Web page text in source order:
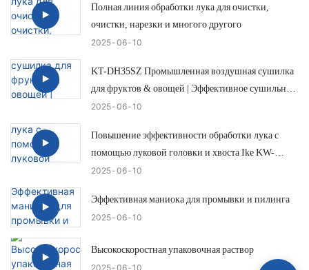
Полная линия обработки лука для очистки,
очистки, нарезки и многого другого
2025 06 10
KT-DH35SZ Промышленная воздушная сушилка
для фруктов & овощей | Эффективное сушильное
раствор от IKE
2025 06 10
Повышение эффективности обработки лука с
помощью луковой головки и хвоста Ike KW-
QG500
2025 06 10
Эффективная маниока для промывки и пилинга
2025 06 10
Высокоскоростная упаковочная раствор
2025 06 10